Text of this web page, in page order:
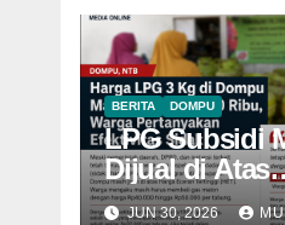
BERITA DOMPU
LPG Subsidi
Dijual di Atas
HET, Sidak
JUN 30, 2026